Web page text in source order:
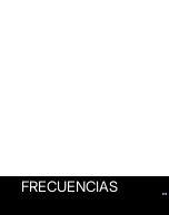
FRECUENCIAS